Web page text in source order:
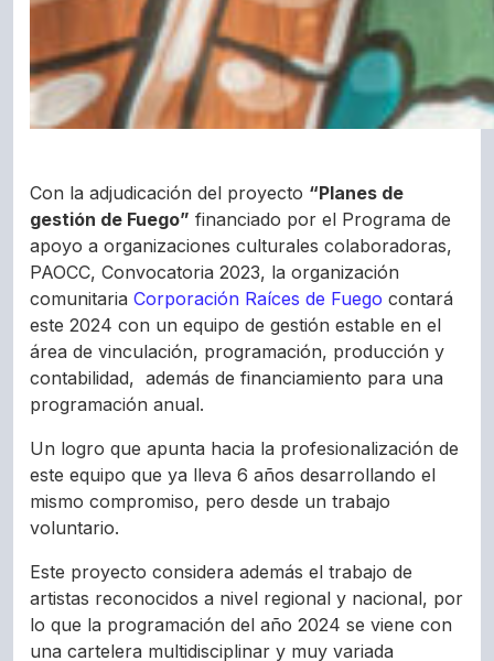
Con la adjudicación del proyecto “Planes de
gestión de Fuego” financiado por el Programa de
apoyo a organizaciones culturales colaboradoras,
PAOCC, Convocatoria 2023, la organización
comunitaria Corporación Raíces de Fuego contará
este 2024 con un equipo de gestión estable en el
área de vinculación, programación, producción y
contabilidad, además de financiamiento para una
programación anual.
Un logro que apunta hacia la profesionalización de
este equipo que ya lleva 6 años desarrollando el
mismo compromiso, pero desde un trabajo
voluntario.
Este proyecto considera además el trabajo de
artistas reconocidos a nivel regional y nacional, por
lo que la programación del año 2024 se viene con
una cartelera multidisciplinar y muy variada